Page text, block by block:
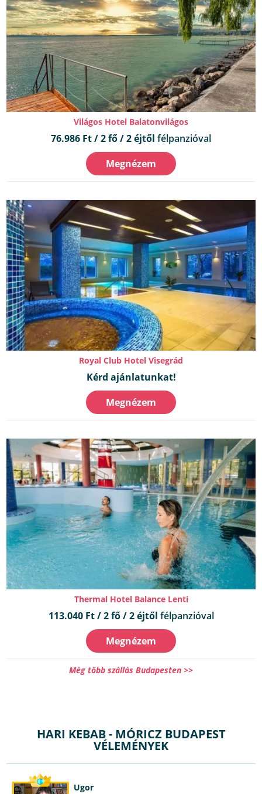
Világos Hotel Balatonvilágos
76.986 Ft / 2 fő / 2 éjtől félpanzióval
Megnézem
Royal Club Hotel Visegrád
Kérd ajánlatunkat!
Megnézem
Thermal Hotel Balance Lenti
113.040 Ft / 2 fő / 2 éjtől félpanzióval
Megnézem
Még több szállás Budapesten >>
HARI KEBAB - MÓRICZ BUDAPEST
VÉLEMÉNYEK
Ugor